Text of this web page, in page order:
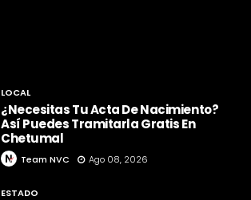
LOCAL
¿Necesitas Tu Acta De Nacimiento?
Así Puedes Tramitarla Gratis En
Chetumal
Team NVC Ago 08, 2026
ESTADO